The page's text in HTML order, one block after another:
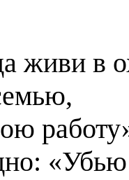
живи в